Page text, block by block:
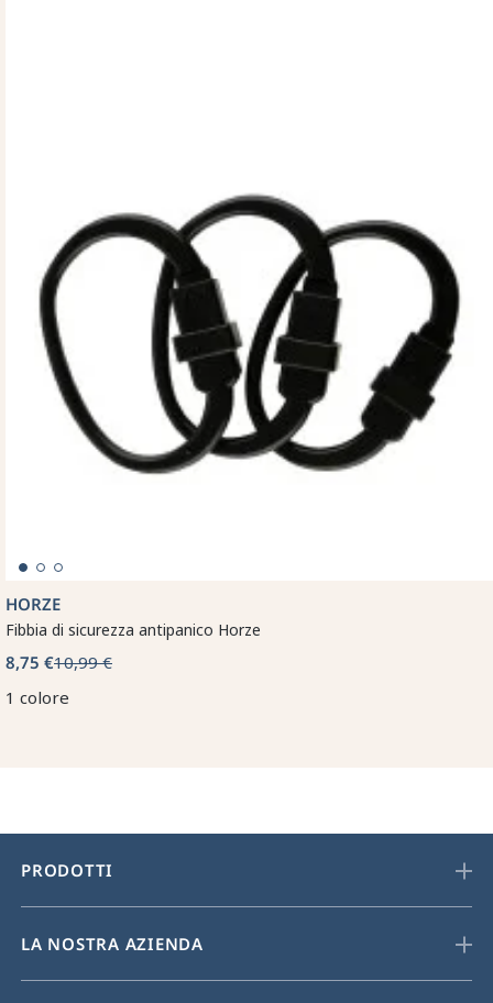
HORZE
Fibbia di sicurezza antipanico Horze
8,75 €10,99 €
1 colore
PRODOTTI
LA NOSTRA AZIENDA